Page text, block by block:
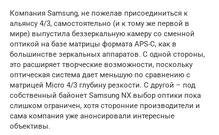
Компания Samsung, не пожелав присоединиться к
альянсу 4/3, самостоятельно (и к тому же первой в
мире) выпустила беззеркальную камеру со сменной
оптикой на базе матрицы формата APS-C, как в
большинстве зеркальных аппаратов. С одной стороны,
это расширяет творческие возможности, поскольку
оптическая система дает меньшую по сравнению с
матрицей Micro 4/3 глубину резкости. С другой – под
собственный байонет Samsung NX выбор оптики пока
слишком ограничен, хотя сторонние производители и
сама компания уже анонсировали интересные
объективы.